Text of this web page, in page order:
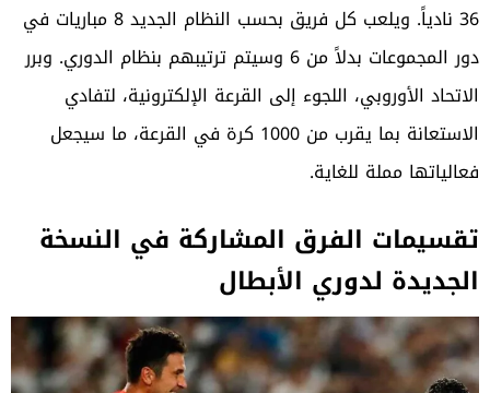
36 نادياً. ويلعب كل فريق بحسب النظام الجديد 8 مباريات في
دور المجموعات بدلاً من 6 وسيتم ترتيبهم بنظام الدوري. وبرر
الاتحاد الأوروبي، اللجوء إلى القرعة الإلكترونية، لتفادي
الاستعانة بما يقرب من 1000 كرة في القرعة، ما سيجعل
فعالياتها مملة للغاية.
تقسيمات الفرق المشاركة في النسخة
الجديدة لدوري الأبطال